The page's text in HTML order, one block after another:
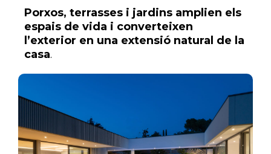
Porxos, terrasses i jardins amplien els
espais de vida i converteixen
l’exterior en una extensió natural de la
casa.